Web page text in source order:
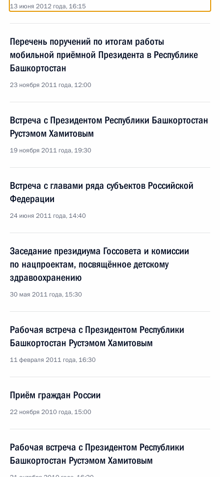
13 июня 2012 года, 16:15
Перечень поручений по итогам работы
мобильной приёмной Президента в Республике
Башкортостан
23 ноября 2011 года, 12:00
Встреча с Президентом Республики Башкортостан
Рустэмом Хамитовым
19 ноября 2011 года, 19:30
Встреча с главами ряда субъектов Российской
Федерации
24 июня 2011 года, 14:40
Заседание президиума Госсовета и комиссии
по нацпроектам, посвящённое детскому
здравоохранению
30 мая 2011 года, 15:30
Рабочая встреча с Президентом Республики
Башкортостан Рустэмом Хамитовым
11 февраля 2011 года, 16:30
Приём граждан России
22 ноября 2010 года, 15:00
Рабочая встреча с Президентом Республики
Башкортостан Рустэмом Хамитовым